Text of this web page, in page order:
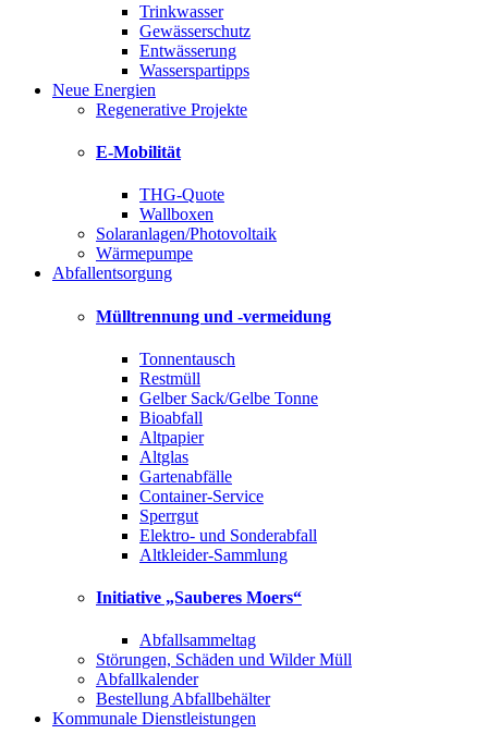
Trinkwasser
Gewässerschutz
Entwässerung
Wasserspartipps
Neue Energien
Regenerative Projekte
E-Mobilität
THG-Quote
Wallboxen
Solaranlagen/Photovoltaik
Wärmepumpe
Abfallentsorgung
Mülltrennung und -vermeidung
Tonnentausch
Restmüll
Gelber Sack/Gelbe Tonne
Bioabfall
Altpapier
Altglas
Gartenabfälle
Container-Service
Sperrgut
Elektro- und Sonderabfall
Altkleider-Sammlung
Initiative „Sauberes Moers“
Abfallsammeltag
Störungen, Schäden und Wilder Müll
Abfallkalender
Bestellung Abfallbehälter
Kommunale Dienstleistungen